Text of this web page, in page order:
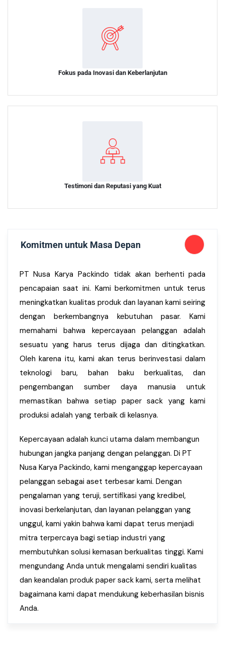
Fokus pada Inovasi dan Keberlanjutan
Testimoni dan Reputasi yang Kuat
Komitmen untuk Masa Depan
PT Nusa Karya Packindo tidak akan berhenti pada
pencapaian saat ini. Kami berkomitmen untuk terus
meningkatkan kualitas produk dan layanan kami seiring
dengan berkembangnya kebutuhan pasar. Kami
memahami bahwa kepercayaan pelanggan adalah
sesuatu yang harus terus dijaga dan ditingkatkan.
Oleh karena itu, kami akan terus berinvestasi dalam
teknologi baru, bahan baku berkualitas, dan
pengembangan sumber daya manusia untuk
memastikan bahwa setiap paper sack yang kami
produksi adalah yang terbaik di kelasnya.
Kepercayaan adalah kunci utama dalam membangun
hubungan jangka panjang dengan pelanggan. Di PT
Nusa Karya Packindo, kami menganggap kepercayaan
pelanggan sebagai aset terbesar kami. Dengan
pengalaman yang teruji, sertifikasi yang kredibel,
inovasi berkelanjutan, dan layanan pelanggan yang
unggul, kami yakin bahwa kami dapat terus menjadi
mitra terpercaya bagi setiap industri yang
membutuhkan solusi kemasan berkualitas tinggi. Kami
mengundang Anda untuk mengalami sendiri kualitas
dan keandalan produk paper sack kami, serta melihat
bagaimana kami dapat mendukung keberhasilan bisnis
Anda.